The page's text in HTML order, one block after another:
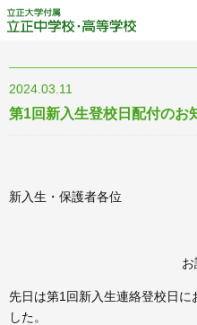
立
2024.03.11
第1回新入生登校日配付のお
新入生・保護者各位
先日は第1回新入生連絡登校日に
した。